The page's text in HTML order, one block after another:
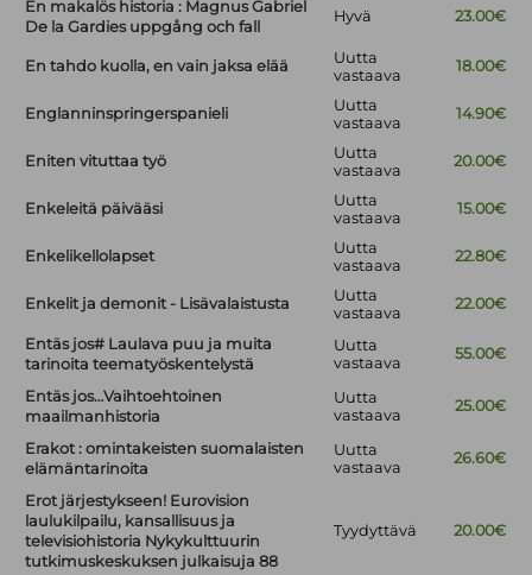
En makalös historia : Magnus Gabriel
De la Gardies uppgång och fall
Hyvä 23.00€
En tahdo kuolla, en vain jaksa elää
Uutta
vastaava
18.00€
Englanninspringerspanieli
Uutta
vastaava
14.90€
Eniten vituttaa työ
Uutta
vastaava
20.00€
Enkeleitä päivääsi
Uutta
vastaava
15.00€
Enkelikellolapset
Uutta
vastaava
22.80€
Enkelit ja demonit - Lisävalaistusta
Uutta
vastaava
22.00€
Entäs jos# Laulava puu ja muita
tarinoita teematyöskentelystä
Uutta
vastaava
55.00€
Entäs jos…Vaihtoehtoinen
maailmanhistoria
Uutta
vastaava
25.00€
Erakot : omintakeisten suomalaisten
elämäntarinoita
Uutta
vastaava
26.60€
Erot järjestykseen! Eurovision
laulukilpailu, kansallisuus ja
televisiohistoria Nykykulttuurin
tutkimuskeskuksen julkaisuja 88
Tyydyttävä 20.00€